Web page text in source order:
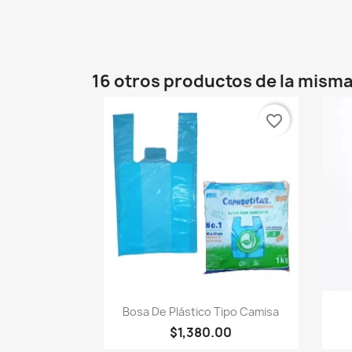
16 otros productos de la
Vista rápida
Bosa De Plástico Tipo Camisa
$1,380.00
favorite_border